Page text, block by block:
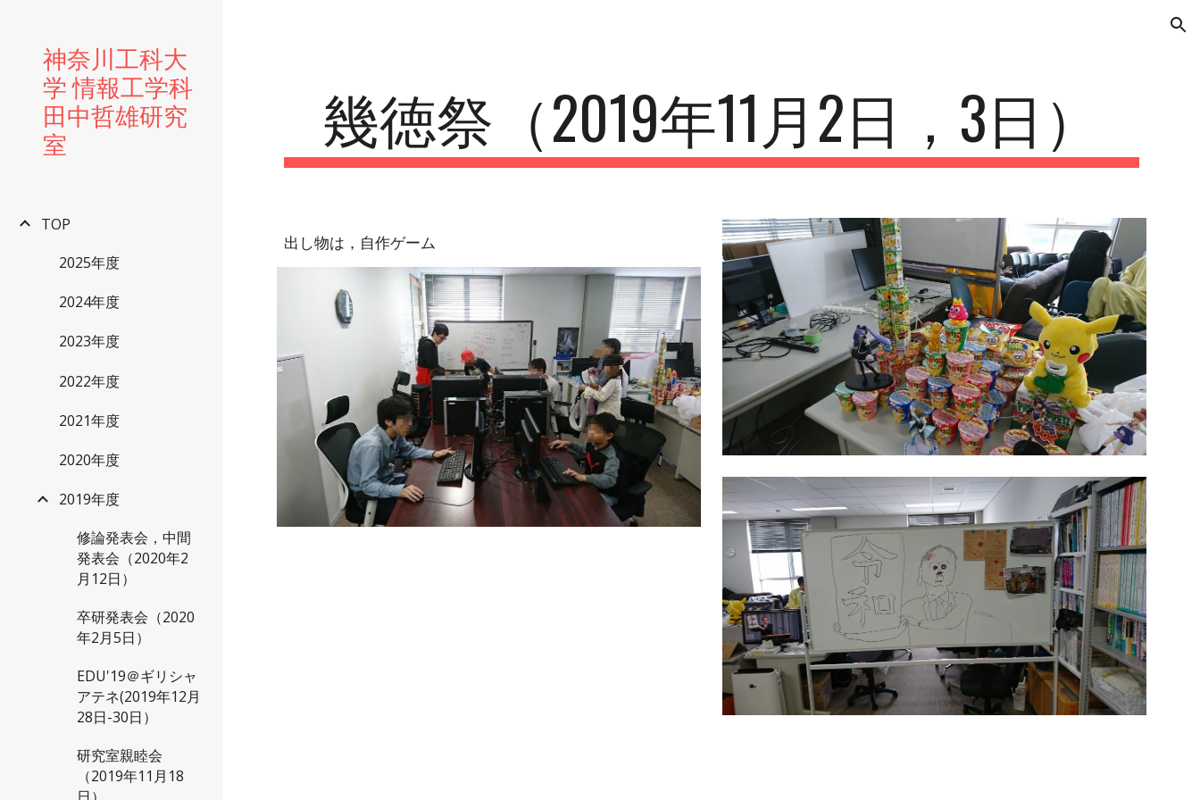
神奈川工科大
学 情報工学科
田中哲雄研究
室
TOP
2025年度
2024年度
2023年度
2022年度
2021年度
2020年度
2019年度
修論発表会，中間
発表会（2020年2
月12日）
卒研発表会（2020
年2月5日）
EDU'19＠ギリシャ
アテネ(2019年12月
28日-30日）
研究室親睦会
（2019年11月18
幾徳祭（2019年11月2日，3日）
出し物は，自作ゲーム